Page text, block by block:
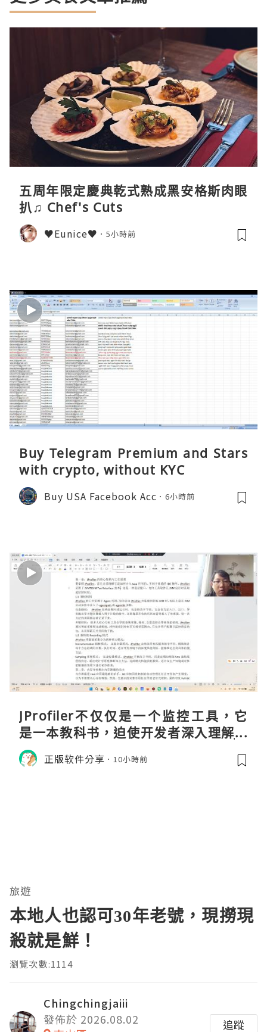
五周年限定慶典乾式熟成黑安格斯肉眼
扒♫ Chef's Cuts
♥Eunice♥ 5小時前
Buy Telegram Premium and Stars
with crypto, without KYC
Buy USA Facebook Acc 6小時前
JProfiler不仅仅是一个监控工具，它
是一本教科书，迫使开发者深入理解JV
M的内存模型、垃圾回收机制和并发原
理。通过直观的可视化数据，它将抽象
正版软件分享 10小時前
旅遊
本地人也認可30年老號，現撈現
殺就是鮮！
瀏覽次數:1114
Chingchingjaiii
發佈於 2026.08.02
追蹤